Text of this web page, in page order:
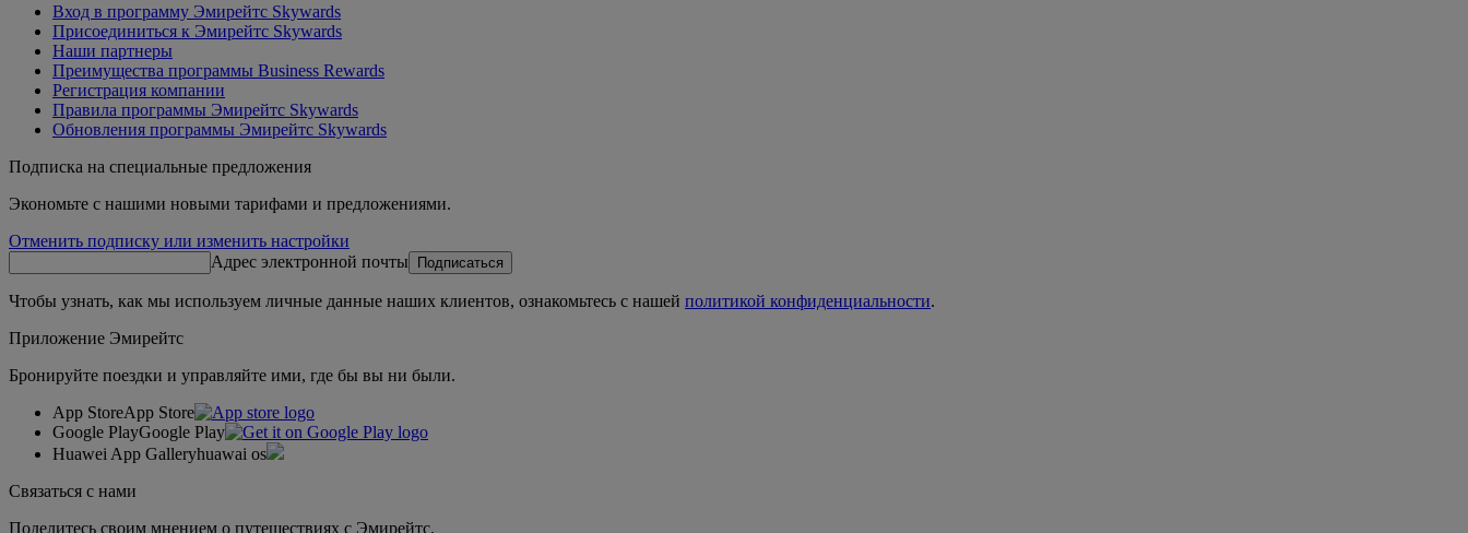
Вход в программу Эмирейтс Skywards
Присоединиться к Эмирейтс Skywards
Наши партнеры
Преимущества программы Business Rewards
Регистрация компании
Правила программы Эмирейтс Skywards
Обновления программы Эмирейтс Skywards
Подписка на специальные предложения
Экономьте с нашими новыми тарифами и предложениями.
Отменить подписку или изменить настройки
Адрес электронной почты
Подписаться
Чтобы узнать, как мы используем личные данные наших клиентов, ознакомьтесь с нашей политикой конфиденциальности.
Приложение Эмирейтс
Бронируйте поездки и управляйте ими, где бы вы ни были.
App StoreApp Store
Google PlayGoogle Play
Huawei App Galleryhuawai os
Связаться с нами
Поделитесь своим мнением о путешествиях с Эмирейтс.